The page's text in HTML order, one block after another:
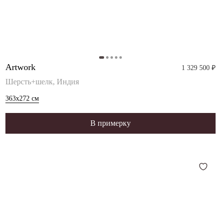
Artwork 1 329 500 ₽
Шерсть+шелк, Индия
363x272 см
В примерку